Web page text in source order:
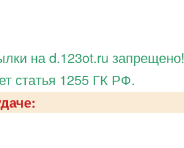
на d.123ot.ru запрещено!
статья 1255 ГК РФ.